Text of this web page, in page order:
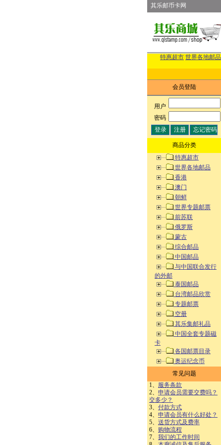
其乐邮币卡网
特惠超市 世界各地邮品
会员登陆
用户:
密码:
商品分类
特惠超市
世界各地邮品
香港
澳门
朝鲜
世界专题邮票
前苏联
俄罗斯
蒙古
综合邮品
中国邮品
与中国联合发行
的外邮
泰国邮品
台湾邮品欣赏
专题邮票
空册
其乐集邮礼品
中国全套专题磁
卡
各国邮票目录
奥运纪念币
常见问题
1、 服务条款
2、 申请会员需要交费吗？
交多少？
3、 付款方式
4、 申请会员有什么好处？
5、 送货方式及费率
6、 购物流程
7、 我们的工作时间